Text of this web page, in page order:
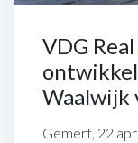
VDG
Waalwijk
Gemert, 22